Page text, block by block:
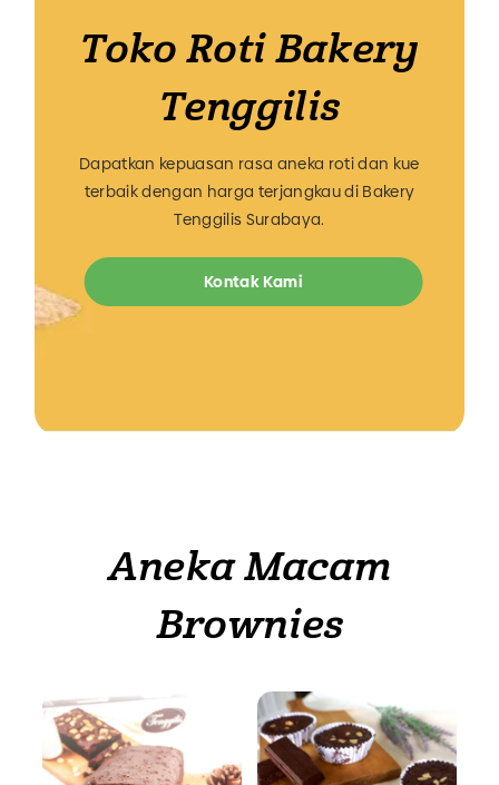
Toko Roti Bakery
Tenggilis
Dapatkan kepuasan rasa aneka roti dan kue
terbaik dengan harga terjangkau di Bakery
Tenggilis Surabaya.
Kontak Kami
Aneka Macam
Brownies